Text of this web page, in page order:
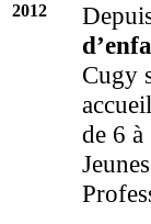
2012
Cugy
de 6 à